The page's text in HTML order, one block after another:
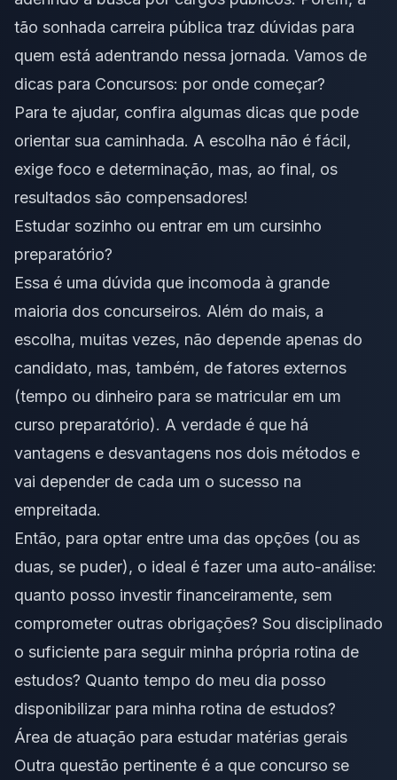
tão sonhada carreira pública traz dúvidas para
quem está adentrando nessa jornada. Vamos de
dicas para Concursos: por onde começar?
Para te ajudar, confira algumas dicas que pode
orientar sua caminhada. A escolha não é fácil,
exige foco e determinação, mas, ao final, os
resultados são compensadores!
Estudar sozinho ou entrar em um cursinho
preparatório?
Essa é uma dúvida que incomoda à grande
maioria dos concurseiros. Além do mais, a
escolha, muitas vezes, não depende apenas do
candidato, mas, também, de fatores externos
(tempo ou dinheiro para se matricular em um
curso preparatório). A verdade é que há
vantagens e desvantagens nos dois métodos e
vai depender de cada um o sucesso na
empreitada.
Então, para optar entre uma das opções (ou as
duas, se puder), o ideal é fazer uma auto-análise:
quanto posso investir financeiramente, sem
comprometer outras obrigações? Sou disciplinado
o suficiente para seguir minha própria rotina de
estudos? Quanto tempo do meu dia posso
disponibilizar para minha rotina de estudos?
Área de atuação para estudar matérias gerais
Outra questão pertinente é a que concurso se